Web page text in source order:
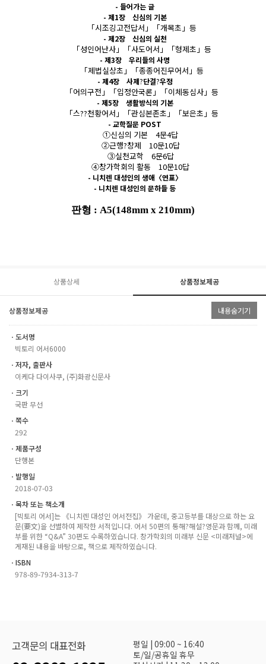
- 들어가는 글
- 제1장 신심의 기본
「시조깅고전답서 」「개목초 」 등
- 제2장 신심의 실천
「성인어난사」「사도어서 」「형제초 」 등
- 제3장 우리들의 사명
「제법실상초 」「종종어진무어서 」 등
- 제4장 사제?단결?우정
「어의구전 」「입정안국론 」「이체동심사」 등
- 제5장 생활방식의 기본
「스??천황어서 」「관심본존초 」「보은초 」 등
- 교학질문 POST
①신심의 기본 4문4답
②근행?창제 10문10답
③실천교학 6문6답
④창가학회의 활동 10문10답
- 니치렌 대성인의 생애 〈연표〉
- 니치렌 대성인의 문하들 등
판형 : A5(148mm x 210mm)
상품상세 상품정보제공
상품정보제공 내용숨기기
ㆍ도서명
빅토리 어서6000
ㆍ저자, 출판사
이케다 다이사쿠, (주)화광신문사
ㆍ크기
국판 무선
ㆍ쪽수
292
ㆍ제품구성
단행본
ㆍ발행일
2018-07-03
ㆍ목차 또는 책소개
[빅토리 어서]는 《니치렌 대성인 어서전집》 가운데, 중고등부를 대상으로 하는 요
문(要文)을 선별하여 제작한 서적입니다. 어서 50편의 통해?해설?영문과 함께, 미래
부를 위한 “Q&A” 30편도 수록하였습니다. 창가학회의 미래부 신문 <미래저널>에
게재된 내용을 바탕으로, 책으로 제작하였습니다.
ㆍISBN
978-89-7934-313-7
고객문의 대표전화
평일 | 09:00 ~ 16:40
토/일/공휴일 휴무